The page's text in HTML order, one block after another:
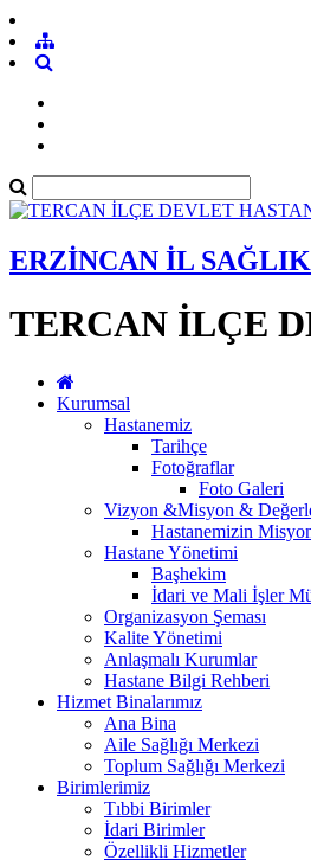
ERZİNCAN İL
TERCAN İLÇE
Kurumsal
Hastanemiz
Tarihçe
Fotoğraflar
Foto Galeri
Vizyon &Misyon &
Hastanemizin
Hastane Yönetimi
Başhekim
İdari ve Mali İşler
Organizasyon Şeması
Kalite Yönetimi
Anlaşmalı Kurumlar
Hastane Bilgi Rehberi
Hizmet Binalarımız
Ana Bina
Aile Sağlığı Merkezi
Toplum Sağlığı Merkezi
Birimlerimiz
Tıbbi Birimler
İdari Birimler
Özellikli Hizmetler